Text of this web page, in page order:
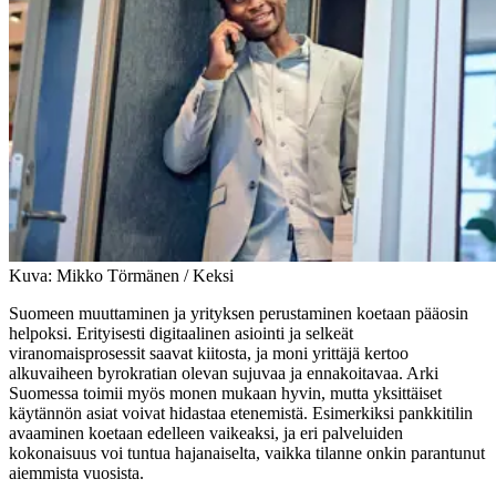
Kuva: Mikko Törmänen / Keksi
Suomeen muuttaminen ja yrityksen perustaminen koetaan pääosin
helpoksi. Erityisesti digitaalinen asiointi ja selkeät
viranomaisprosessit saavat kiitosta, ja moni yrittäjä kertoo
alkuvaiheen byrokratian olevan sujuvaa ja ennakoitavaa. Arki
Suomessa toimii myös monen mukaan hyvin, mutta yksittäiset
käytännön asiat voivat hidastaa etenemistä. Esimerkiksi pankkitilin
avaaminen koetaan edelleen vaikeaksi, ja eri palveluiden
kokonaisuus voi tuntua hajanaiselta, vaikka tilanne onkin parantunut
aiemmista vuosista.